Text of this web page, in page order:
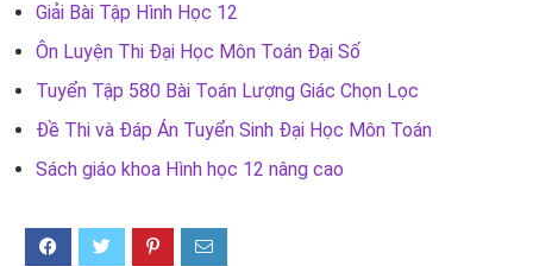
Giải Bài Tập Hình Học 12
Ôn Luyện Thi Đại Học Môn Toán Đại Số
Tuyển Tập 580 Bài Toán Lượng Giác Chọn Lọc
Đề Thi và Đáp Án Tuyển Sinh Đại Học Môn Toán
Sách giáo khoa Hình học 12 nâng cao